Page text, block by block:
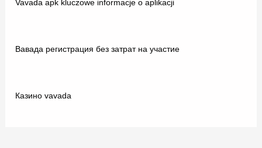
Vavada apk kluczowe informacje o aplikacji
Вавада регистрация без затрат на участие
Казино vavada